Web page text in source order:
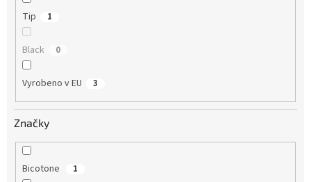
Tip 1
Black 0
Vyrobeno v EU 3
Značky
Bicotone 1